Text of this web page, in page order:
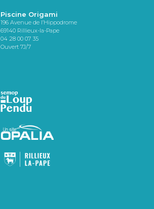
Piscine Origami
196 Avenue de l’Hippodrome
69140 Rillieux-la-Pape
04 28 00 07 35
Ouvert 7J/7